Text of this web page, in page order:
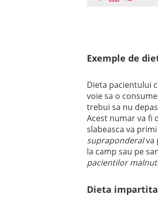
Exemple de
Dieta pacientului
voie sa o
trebui sa nu
Acest numar va fi
slabeasca va
supraponderalva
la camp sau pe
pacientilor
Dieta